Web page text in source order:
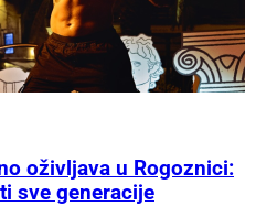
oživljava u Rogoznici:
sve generacije